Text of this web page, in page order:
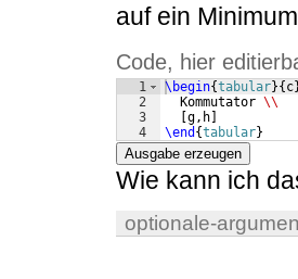
auf ein
Code, hier
1
2
3
4
\begin{tabular}{ c
  Kommutator
\\
g,h
\end {tabular}
Ausgabe erzeugen
Wie kann ich
optionale-